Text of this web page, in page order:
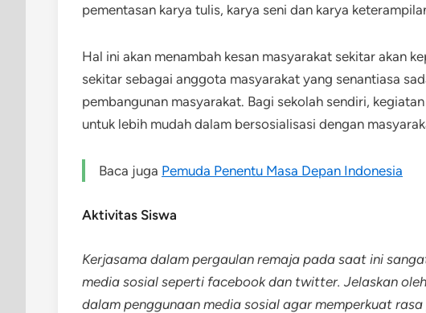
pementasan karya tulis, karya seni dan karya
Hal ini akan menambah kesan masyarakat sekitar akan
sekitar sebagai anggota masyarakat yang senantiasa
pembangunan masyarakat. Bagi sekolah sendiri,
untuk lebih mudah dalam bersosialisasi dengan
Baca juga Pemuda Penentu Masa Depan Indonesia
Aktivitas Siswa
Kerjasama dalam pergaulan remaja pada saat ini
media sosial seperti facebook dan twitter. Jelaskan
dalam penggunaan media sosial agar memperkuat